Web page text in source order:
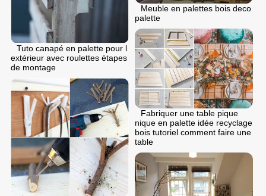
Tuto canapé en palette pour l
extérieur avec roulettes étapes
de montage
Meuble en palettes bois deco
palette
Fabriquer une table pique
nique en palette idée recyclage
bois tutoriel comment faire une
table